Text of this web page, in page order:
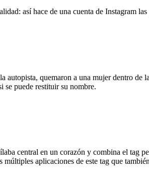
así hace de una cuenta de Instagram
quemaron a una mujer dentro de
puede restituir su nombre.
central en un corazón y combina el tag
aplicaciones de este tag que